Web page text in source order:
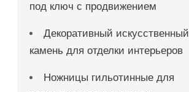
под ключ с продвижением
Декоративный искусственный
камень для отделки интерьеров
Ножницы гильотинные для